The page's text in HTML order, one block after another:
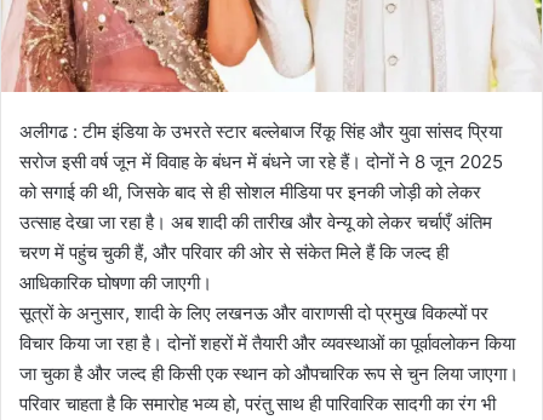
अलीगढ : टीम इंडिया के उभरते स्टार बल्लेबाज रिंकू सिंह और युवा सांसद प्रिया
सरोज इसी वर्ष जून में विवाह के बंधन में बंधने जा रहे हैं। दोनों ने 8 जून 2025
को सगाई की थी, जिसके बाद से ही सोशल मीडिया पर इनकी जोड़ी को लेकर
उत्साह देखा जा रहा है। अब शादी की तारीख और वेन्यू को लेकर चर्चाएँ अंतिम
चरण में पहुंच चुकी हैं, और परिवार की ओर से संकेत मिले हैं कि जल्द ही
आधिकारिक घोषणा की जाएगी।
सूत्रों के अनुसार, शादी के लिए लखनऊ और वाराणसी दो प्रमुख विकल्पों पर
विचार किया जा रहा है। दोनों शहरों में तैयारी और व्यवस्थाओं का पूर्वावलोकन किया
जा चुका है और जल्द ही किसी एक स्थान को औपचारिक रूप से चुन लिया जाएगा।
परिवार चाहता है कि समारोह भव्य हो, परंतु साथ ही पारिवारिक सादगी का रंग भी